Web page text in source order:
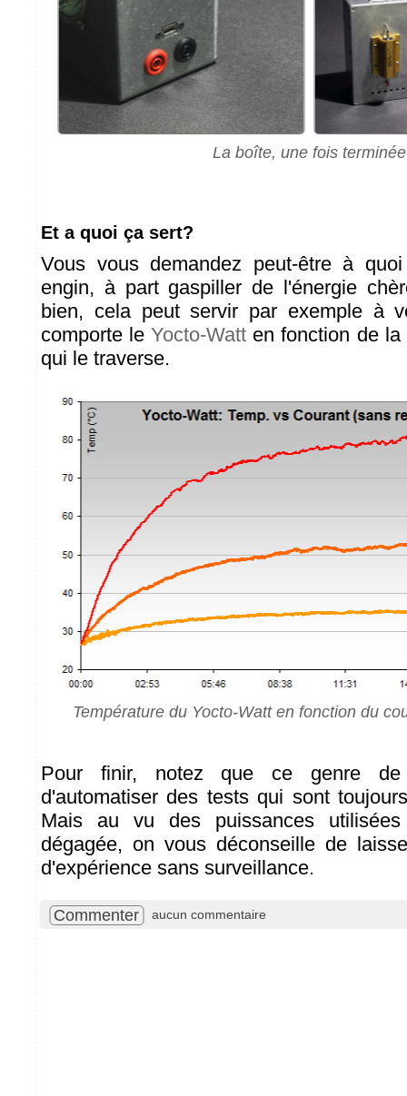
La boîte, une fois terminée
Et a quoi ça sert?
Vous vous demandez peut-être à
engin, à part gaspiller de l'énergie
bien, cela peut servir par exemple à
comporte leYocto-Watt en fonction de
qui le traverse.
Température du Yocto-Watt en fonction du
Pour finir, notez que ce genre de
d'automatiser des tests qui sont
Mais au vu des puissances
dégagée, on vous déconseille de
d'expérience sans surveillance.
Commenter aucun commentaire